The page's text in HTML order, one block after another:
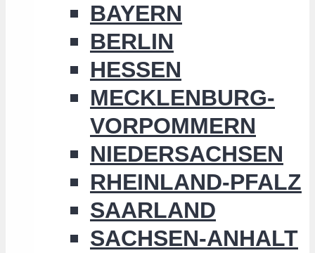
BAYERN
BERLIN
HESSEN
MECKLENBURG-
VORPOMMERN
NIEDERSACHSEN
RHEINLAND-PFALZ
SAARLAND
SACHSEN-ANHALT